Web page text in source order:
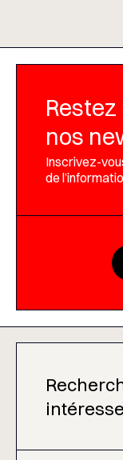
nos
Inscrivez-
de